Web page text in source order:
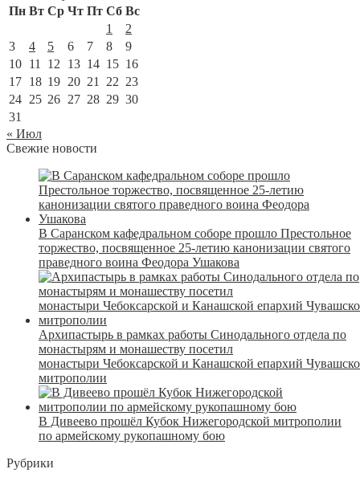
Пн Вт Ср Чт Пт Сб Вс
1
2
3
4 5 6 7 8
9
10 11 12 13 14 15 16
17 18 19 20 21 22 23
24 25 26 27 28 29 30
31
« Июл
Свежие новости
В Саранском кафедральном соборе прошло Престольное
торжество, посвященное 25-летию канонизации святого
праведного воина Феодора Ушакова
Архипастырь в рамках работы Синодального отдела по
монастырям и монашеству посетил
монастыри Чебоксарской и Канашской епархий
митрополии
В Дивеево прошёл Кубок Нижегородской митрополии
по армейскому рукопашному бою
Рубрики